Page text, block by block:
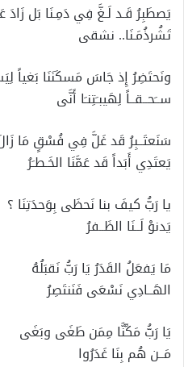
يَصطَبِرُ قَـد لَـغَّ فِي
تَشُرذُمَـنَا.. نشقى
ونَحتَضِرُ إِذ جَاسَ مَسكَنَنَا
ســَحــقــاً لِهَيبـَتِنـَا أَنَّى
سَنَعتَــبِرُ قَد غَلَّ فِي
يَعتَدِي أَبَداً قَد عَمَّنَا الخَـطـَرُ
يا رَبُّ كيفَ بنا نَحظَى
يَدنوْ لَــنَا الظَــفرُ
مَا يَفعَلُ القَدَرُ يَا
الهَــادِي نَسْعَى فَنَنتَصِرُ
يَا رَبُّ مَكِّنَّا مِمَن طَغَى
مَــن هُم بِنَا غَدَرُوا